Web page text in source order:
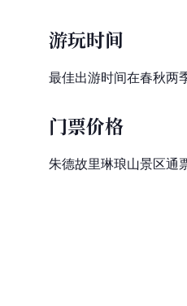
游玩时间
最佳出游时间在春秋两
门票价格
朱德故里琳琅山景区通